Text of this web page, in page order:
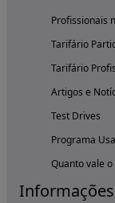
Profissionais
Tarifário
Tarifário
Artigos e
Test Drives
Programa
Quanto vale
Informações